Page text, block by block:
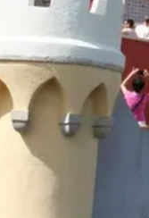
de Bicicleta